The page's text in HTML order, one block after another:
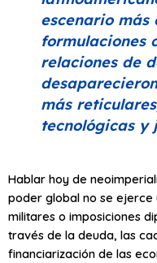
escenario más
formulaciones
relaciones de
más
tecnológicas y
Hablar hoy de
poder global no se ejerce
militares o imposiciones
través de la deuda, las
financiarización de las